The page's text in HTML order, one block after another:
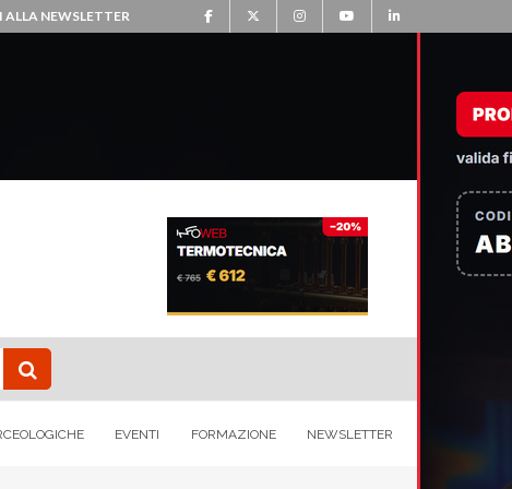
ALLA NEWSLETTER
EVENTI FORMAZIONE NEWSLETTER